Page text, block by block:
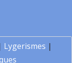
Lygerismes |